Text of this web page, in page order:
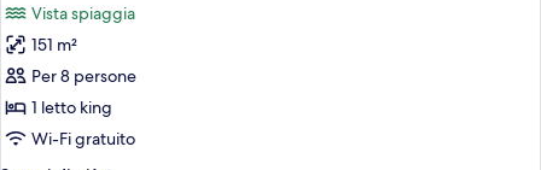
foto
per
Enclave
Beachfront
2
Bedroom
Vista spiaggia
151 m²
Per 8 persone
1 letto king
Wi-Fi gratuito